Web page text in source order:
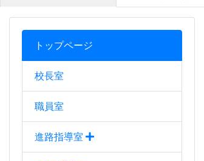
トップページ
校長室
職員室
進路指導室